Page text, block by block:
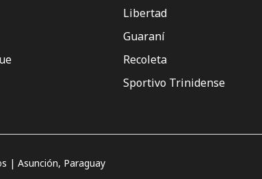
Libertad
Guaraní
Recoleta
Sportivo Trinidense
| Asunción, Paraguay